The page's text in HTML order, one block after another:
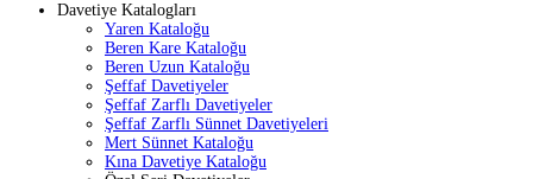
Davetiye Katalogları
Yaren Kataloğu
Beren Kare Kataloğu
Beren Uzun Kataloğu
Şeffaf Davetiyeler
Şeffaf Zarflı Davetiyeler
Şeffaf Zarflı Sünnet Davetiyeleri
Mert Sünnet Kataloğu
Kına Davetiye Kataloğu